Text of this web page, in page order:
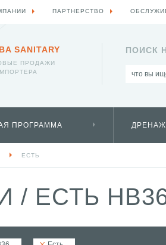
SANITARY
ПРОДАЖИ
ПОИСК
ПРОГРАММА
ЕСТЬ
/ ЕСТЬ
ПАРТНЕРСТВО